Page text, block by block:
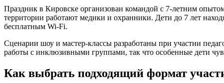
Праздник в Кировске организован командой с 7-летним
территории работают медики и охранники. Дети до 7 лет
бесплатным Wi-Fi.
Сценарии шоу и мастер-классы разработаны при участии
работы с инклюзивными группами, так что особенные дети
Как выбрать подходящий формат